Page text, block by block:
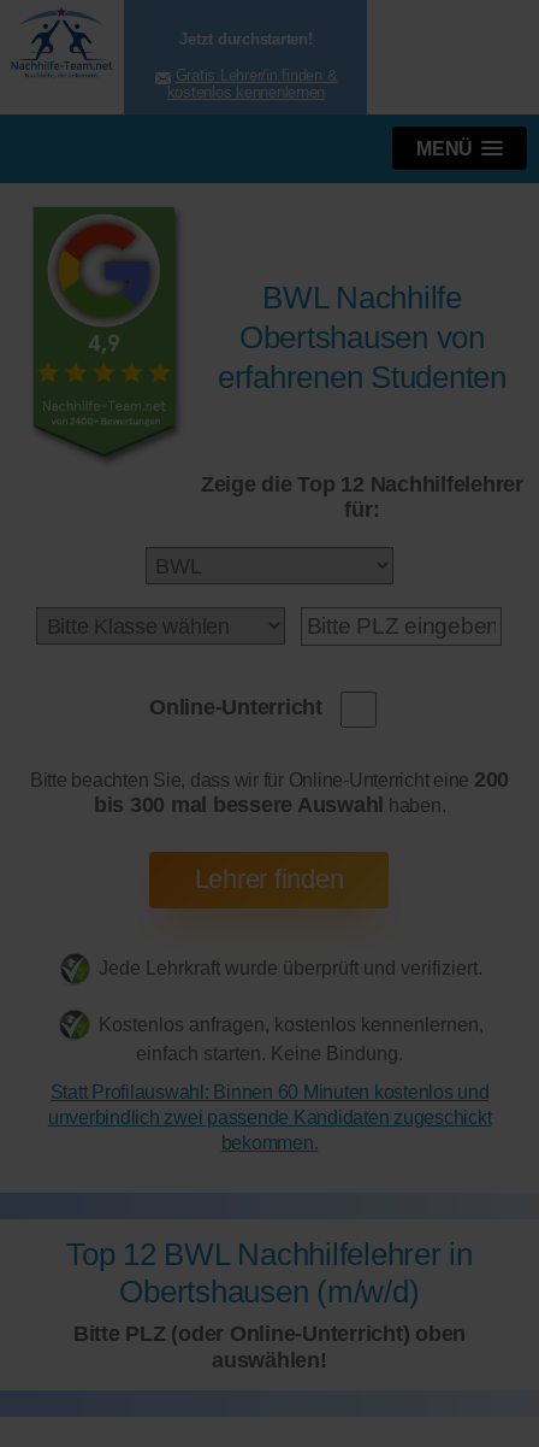
Jetzt durchstarten!
Gratis Lehrer/in finden &
kostenlos kennenlernen
MENÜ
BWL Nachhilfe
Obertshausen von
erfahrenen Studenten
Zeige die Top 12 Nachhilfelehrer
für:
Online-Unterricht
Bitte beachten Sie, dass wir für Online-Unterricht eine 200
bis 300 mal bessere Auswahl haben.
Jede Lehrkraft wurde überprüft und verifiziert.
Kostenlos anfragen, kostenlos kennenlernen,
einfach starten. Keine Bindung.
Statt Profilauswahl: Binnen 60 Minuten kostenlos und
unverbindlich zwei passende Kandidaten zugeschickt
bekommen.
Top 12 BWL Nachhilfelehrer in
Obertshausen (m/w/d)
Bitte PLZ (oder Online-Unterricht) oben
auswählen!